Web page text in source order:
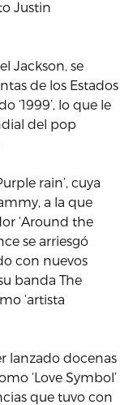
Justin
Jackson, se
de los Estados
‘1999’, lo que le
del pop
rain’, cuya
a la que
‘Around the
se arriesgó
con nuevos
banda The
‘artista
lanzado docenas
‘Love Symbol’
que tuvo con